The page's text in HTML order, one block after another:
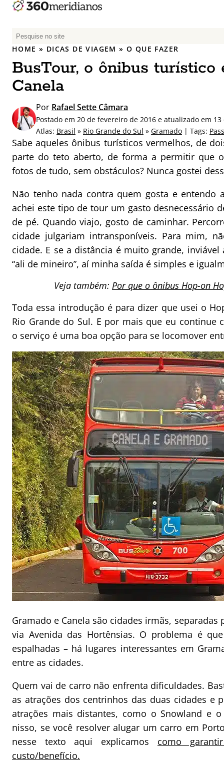
P
e
q
u
a
r
p
o
r
:
HOME » DICAS DE VIAGEM »O QUE FAZER
BusTour, o ônibus turístico
Canela
Por Rafael Sette Câmara
Postado em 20 de fevereiro de 2016 e atualizado em
Atlas: Brasil » Rio Grande do Sul » Gramado | Tags:
Sabe aqueles ônibus turísticos vermelhos, de
parte do teto aberto, de forma a permitir que
fotos de tudo, sem obstáculos? Nunca gostei
Não tenho nada contra quem gosta e entendo
achei este tipo de tour um gasto desnecessário
de pé. Quando viajo, gosto de caminhar.
cidade julgariam intransponíveis. Para mim,
cidade. E se a distância é muito grande,
“ali de mineiro”, aí minha saída é simples e
Veja também: Por que o ônibus Hop-on
Toda essa introdução é para dizer que usei o
Rio Grande do Sul. E por mais que eu continue
o serviço é uma boa opção para se locomover
Gramado e Canela são cidades irmãs,
via Avenida das Hortênsias. O problema é
espalhadas – há lugares interessantes em
entre as cidades.
Quem vai de carro não enfrenta dificuldades.
as atrações dos centrinhos das duas cidades
atrações mais distantes, como o Snowland e
nisso, se você resolver alugar um carro em
nesse texto aqui explicamos como
custo/benefício.